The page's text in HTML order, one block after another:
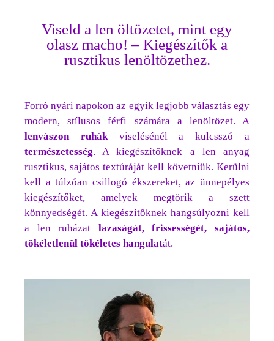
Viseld a len öltözetet, mint egy
olasz macho! – Kiegészítők a
rusztikus lenöltözethez.
Forró nyári napokon az egyik legjobb választás egy
modern, stílusos férfi számára a lenöltözet. A
lenvászon ruhákviselésénél a kulcsszó a
természetesség. A kiegészítőknek a len anyag
rusztikus, sajátos textúráját kell követniük. Kerülni
kell a túlzóan csillogó ékszereket, az ünnepélyes
kiegészítőket, amelyek megtörik a szett
könnyedségét. A kiegészítőknek hangsúlyozni kell
a len ruházat lazaságát, frissességét, sajátos,
tökéletlenül tökéletes hangulatát.